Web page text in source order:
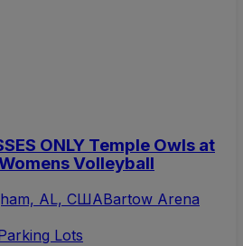
ONLY Temple Owls at
Volleyball
AL, СШАBartow Arena
Lots